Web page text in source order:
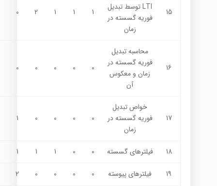
15
LTI توسط تبديل
فوريه گسسته در
زمان
1
1
1
2
0
16
محاسبه تبديل
فوريه گسسته در
زمان و معکوس
آن
0
0
0
0
0
17
خواص تبديل
فوريه گسسته در
زمان
0
0
0
0
1
18 فيلترهای گسسته 0
0
1
1
1
19 فيلترهای پیوسته 0
0
0
0
2